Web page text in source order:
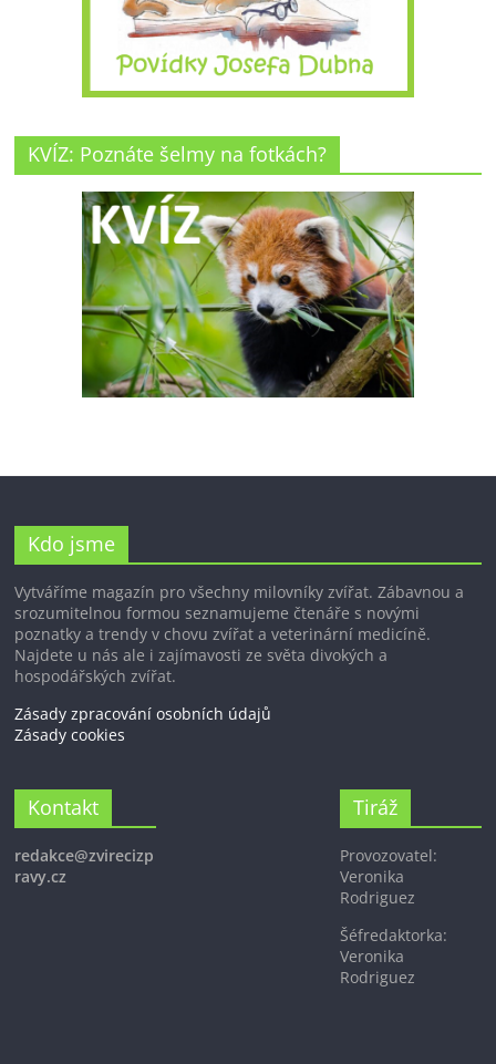
KVÍZ: Poznáte šelmy na fotkách?
Kdo jsme
Vytváříme magazín pro všechny milovníky zvířat. Zábavnou a
srozumitelnou formou seznamujeme čtenáře s novými
poznatky a trendy v chovu zvířat a veterinární medicíně.
Najdete u nás ale i zajímavosti ze světa divokých a
hospodářských zvířat.
Zásady zpracování osobních údajů
Zásady cookies
Kontakt
redakce@zvirecizp
ravy.cz
Tiráž
Provozovatel:
Veronika
Rodriguez
Šéfredaktorka:
Veronika
Rodriguez